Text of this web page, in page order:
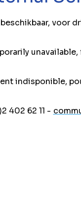
voor
indisponible,
402 62 11 -